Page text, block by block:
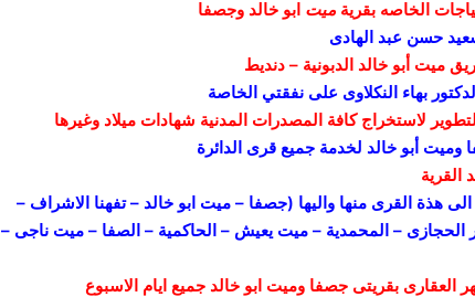
الخاصه بقريةميت ابو خالد وجصفا
حسن عبد الهادى
ميت أبو خالد الدبونية – دنديط
بهاء النكلاوى على نفقتي الخاصة
لاستخراج كافة المصدرات المدنية شهادات ميلاد وغيرها
وميت أبو خالد لخدمة جميع قرى الدائرة
هذة القرى منها واليها (جصفا – ميت ابو خالد – تفهنا الاشراف –
الحجازى – المحمدية – ميت يعيش – الحاكمية – الصفا – ميت ناجى –
بقريتى جصفا وميت ابو خالد جميع ايام الاسبوع